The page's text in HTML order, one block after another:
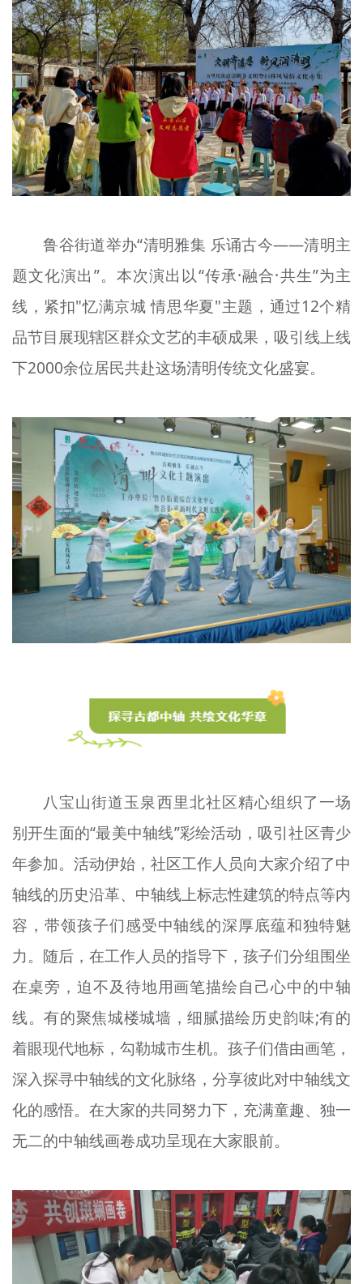
鲁谷街道举办“清明雅集 乐诵古今——清明主
题文化演出”。本次演出以“传承·融合·共生”为主
线，紧扣"忆满京城 情思华夏"主题，通过12个精
品节目展现辖区群众文艺的丰硕成果，吸引线上线
下2000余位居民共赴这场清明传统文化盛宴。
八宝山街道玉泉西里北社区精心组织了一场
别开生面的“最美中轴线”彩绘活动，吸引社区青少
年参加。活动伊始，社区工作人员向大家介绍了中
轴线的历史沿革、中轴线上标志性建筑的特点等内
容，带领孩子们感受中轴线的深厚底蕴和独特魅
力。随后，在工作人员的指导下，孩子们分组围坐
在桌旁，迫不及待地用画笔描绘自己心中的中轴
线。有的聚焦城楼城墙，细腻描绘历史韵味;有的
着眼现代地标，勾勒城市生机。孩子们借由画笔，
深入探寻中轴线的文化脉络，分享彼此对中轴线文
化的感悟。在大家的共同努力下，充满童趣、独一
无二的中轴线画卷成功呈现在大家眼前。